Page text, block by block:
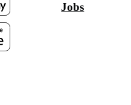
Jobs